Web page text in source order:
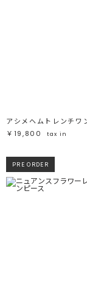
アシメヘムトレンチワ
￥19,800
tax in
PRE ORDER